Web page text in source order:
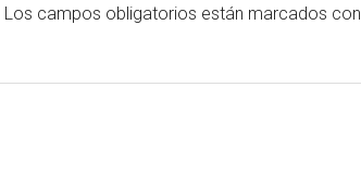
Los campos obligatorios están marcados con